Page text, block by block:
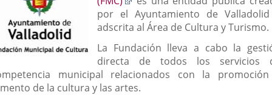
aplicación
externa.
aplicación
externa.
a
una
externa.
por el Ayuntamiento de
adscrita al Área de Cultura y Turismo.
La Fundación lleva a cabo la
directa de todos los servicios
municipal relacionados con la
de la cultura y las artes.